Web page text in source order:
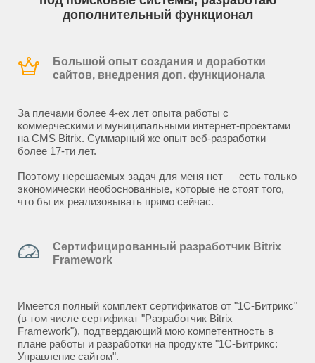
дополнительный функционал
Большой опыт создания и доработки
сайтов, внедрения доп. функционала
За плечами более 4-ех лет опыта работы с
коммерческими и муниципальными интернет-проектами
на CMS Bitrix. Суммарный же опыт веб-разработки —
более 17-ти лет.
Поэтому нерешаемых задач для меня нет — есть только
экономически необоснованные, которые не стоят того,
что бы их реализовывать прямо сейчас.
Сертифицированный разработчик Bitrix
Framework
Имеется полный комплект сертификатов от "1С-Битрикс"
(в том числе сертификат "Разработчик Bitrix
Framework"), подтвердающий мою компетентность в
плане работы и разработки на продукте "1С-Битрикс:
Управление сайтом".